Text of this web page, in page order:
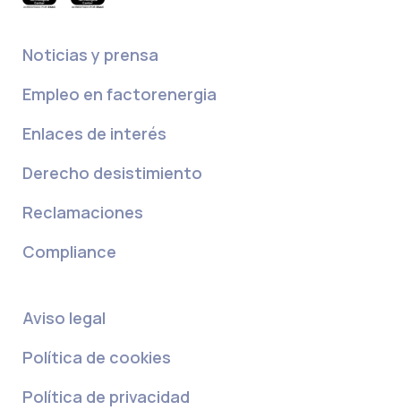
Noticias y prensa
Empleo en factorenergia
Enlaces de interés
Derecho desistimiento
Reclamaciones
Compliance
Aviso legal
Política de cookies
Política de privacidad